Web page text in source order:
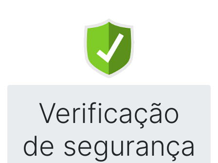
Verificação
de segurança